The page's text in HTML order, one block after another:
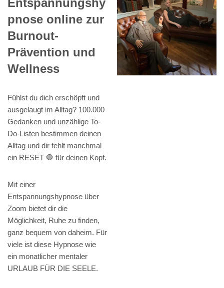
pnose online zur
Burnout-
Prävention und
Wellness
Fühlst du dich erschöpft und
ausgelaugt im Alltag? 100.000
Gedanken und unzählige To-
Do-Listen bestimmen deinen
Alltag und dir fehlt manchmal
ein RESET 🛑 für deinen Kopf.
Mit einer
Entspannungshypnose über
Zoom bietet dir die
Möglichkeit, Ruhe zu finden,
ganz bequem von daheim. Für
viele ist diese Hypnose wie
ein monatlicher mentaler
URLAUB FÜR DIE SEELE.